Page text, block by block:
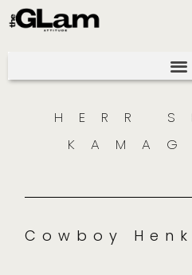
HERR
Cowboy Henk